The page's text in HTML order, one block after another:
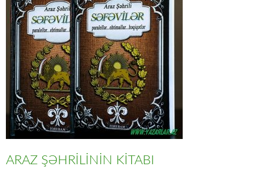
ARAZ ŞƏHRİLİNİN KİTABI